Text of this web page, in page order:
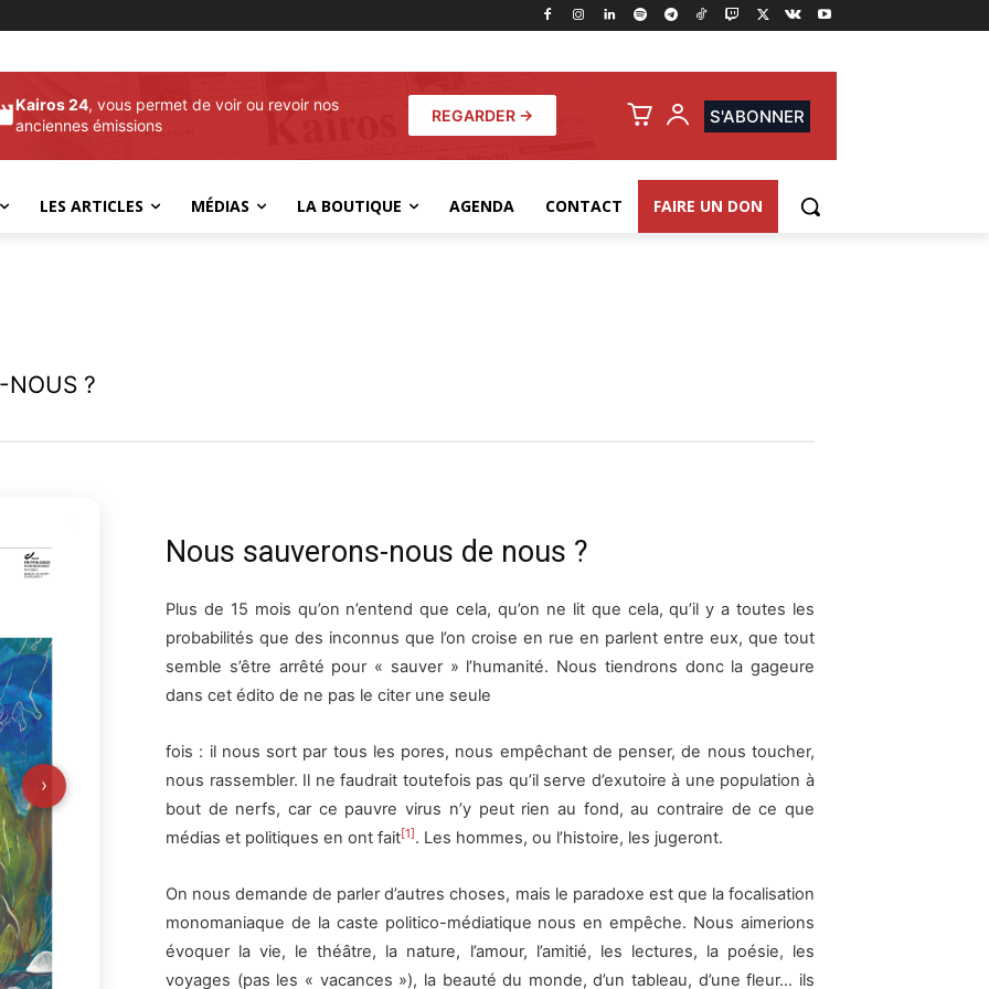
Kairos 24, vous permet de voir ou revoir nos
anciennes émissions
REGARDER → S'ABONNER
LES ARTICLES MÉDIAS LA BOUTIQUE AGENDA CONTACT FAIRE UN DON
NOUS ?
›
Nous sauverons-nous de nous ?
Plus de 15 mois qu’on n’entend que cela, qu’on ne lit que cela, qu’il y a toutes les
probabilités que des inconnus que l’on croise en rue en parlent entre eux, que tout
semble s’être arrêté pour « sauver » l’humanité. Nous tiendrons donc la gageure
dans cet édito de ne pas le citer une seule
fois : il nous sort par tous les pores, nous empêchant de penser, de nous toucher,
nous rassembler. Il ne faudrait toutefois pas qu’il serve d’exutoire à une population à
bout de nerfs, car ce pauvre virus n’y peut rien au fond, au contraire de ce que
médias et politiques en ont fait[1]. Les hommes, ou l’histoire, les jugeront.
On nous demande de parler d’autres choses, mais le paradoxe est que la focalisation
monomaniaque de la caste politico-médiatique nous en empêche. Nous aimerions
évoquer la vie, le théâtre, la nature, l’amour, l’amitié, les lectures, la poésie, les
voyages (pas les « vacances »), la beauté du monde, d’un tableau, d’une fleur… ils